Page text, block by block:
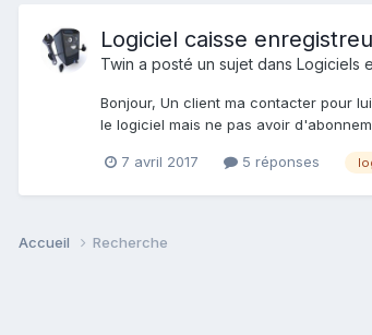
Logiciel caisse
Twin a posté un sujet dans Logiciels
Bonjour, Un client ma contacter pour
le logiciel mais ne pas avoir
7 avril 2017 5 réponses
Accueil Recherche